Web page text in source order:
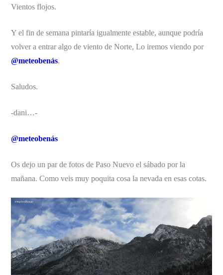
Vientos flojos.
Y el fin de semana pintaría igualmente estable, aunque podría
volver a entrar algo de viento de Norte, Lo iremos viendo por
@meteobenás.
Saludos.
-dani…-
@meteobenás
Os dejo un par de fotos de Paso Nuevo el sábado por la
mañana. Como veis muy poquita cosa la nevada en esas cotas.